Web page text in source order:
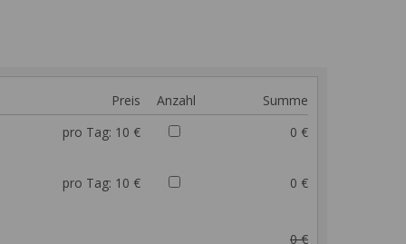
Preis Anzahl
Summe
pro Tag: 10 € 0 €
pro Tag: 10 € 0 €
0 €